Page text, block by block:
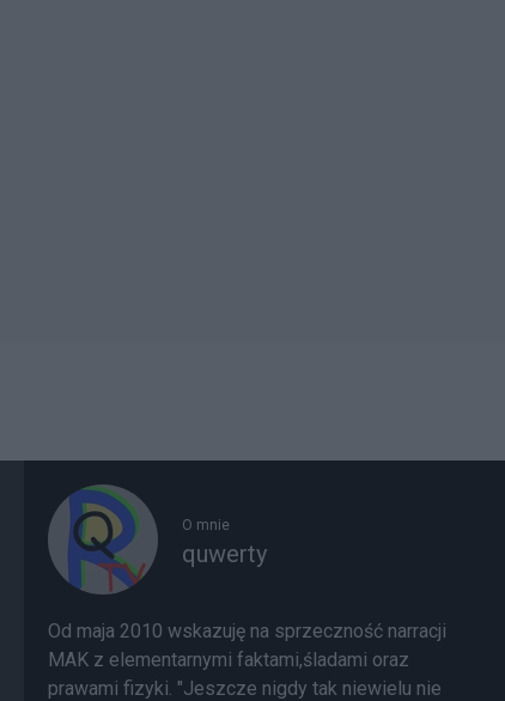
O mnie
quwerty
Od maja 2010 wskazuję na sprzeczność narracji
MAK z elementarnymi faktami,śladami oraz
prawami fizyki. "Jeszcze nigdy tak niewielu nie